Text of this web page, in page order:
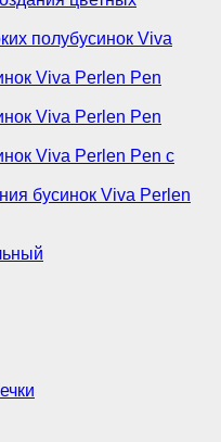
полубусинок Viva
Viva Perlen Pen
Viva Perlen Pen
Viva Perlen Pen с
бусинок Viva Perlen